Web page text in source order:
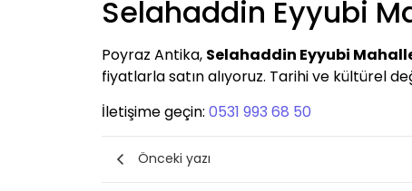
Selahaddin Eyyubi
Poyraz Antika, Selahaddin Eyyubi
fiyatlarla satın alıyoruz. Tarihi ve kültürel
İletişime geçin: 0531 993 68 50
Önceki yazı